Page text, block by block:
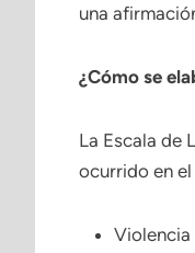
una
¿Cómo se
La Escala de
ocurrido en
Violencia